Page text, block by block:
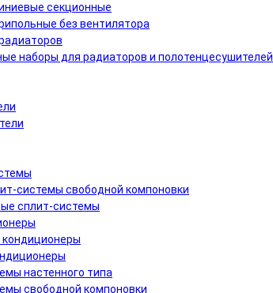
секционные
без вентилятора
наборы для радиаторов и полотенцесушителей
системы свободной компоновки
сплит-системы
настенного типа
свободной компоновки